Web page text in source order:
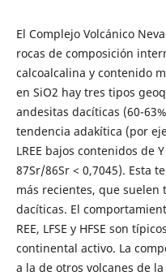
El Complejo Volcánico
rocas de composición
calcoalcalina y contenido
en SiO2 hay tres tipos
andesitas dacíticas (60-
tendencia adakítica (por
LREE bajos contenidos de
87Sr/86Sr < 0,7045). Esta
más recientes, que suelen
dacíticas. El
REE, LFSE y HFSE son
continental activo. La
a la de otros volcanes de